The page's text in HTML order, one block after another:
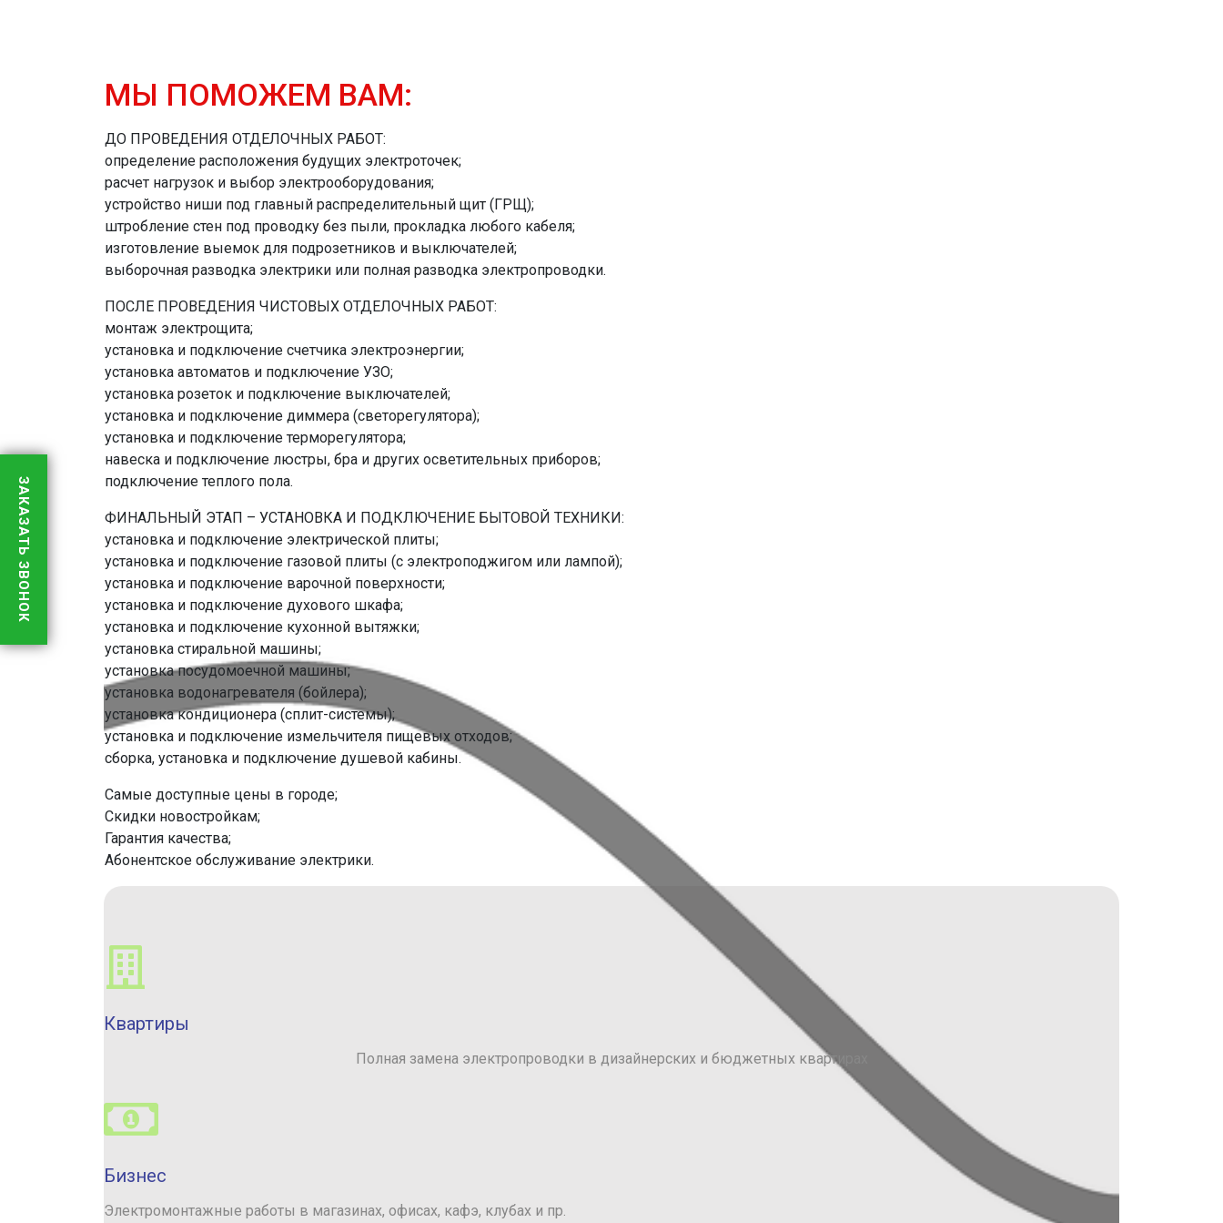
МЫ ПОМОЖЕМ ВАМ:
ДО ПРОВЕДЕНИЯ ОТДЕЛОЧНЫХ РАБОТ:
определение расположения будущих электроточек;
расчет нагрузок и выбор электрооборудования;
устройство ниши под главный распределительный щит (ГРЩ);
штробление стен под проводку без пыли, прокладка любого кабеля;
изготовление выемок для подрозетников и выключателей;
выборочная разводка электрики или полная разводка электропроводки.
ПОСЛЕ ПРОВЕДЕНИЯ ЧИСТОВЫХ ОТДЕЛОЧНЫХ РАБОТ:
монтаж электрощита;
установка и подключение счетчика электроэнергии;
установка автоматов и подключение УЗО;
установка розеток и подключение выключателей;
установка и подключение диммера (светорегулятора);
установка и подключение терморегулятора;
навеска и подключение люстры, бра и других осветительных приборов;
подключение теплого пола.
ФИНАЛЬНЫЙ ЭТАП – УСТАНОВКА И ПОДКЛЮЧЕНИЕ БЫТОВОЙ ТЕХНИКИ:
установка и подключение электрической плиты;
установка и подключение газовой плиты (с электроподжигом или лампой);
установка и подключение варочной поверхности;
установка и подключение духового шкафа;
установка и подключение кухонной вытяжки;
установка стиральной машины;
установка посудомоечной машины;
установка водонагревателя (бойлера);
установка кондиционера (сплит-системы);
установка и подключение измельчителя пищевых отходов;
сборка, установка и подключение душевой кабины.
Самые доступные цены в городе;
Скидки новостройкам;
Гарантия качества;
Абонентское обслуживание электрики.
Квартиры
Полная замена электропроводки в дизайнерских и бюджетных квартирах
Бизнес
Электромонтажные работы в магазинах, офисах, кафэ, клубах и пр.
ЗАКАЗАТЬ ЗВОНОК